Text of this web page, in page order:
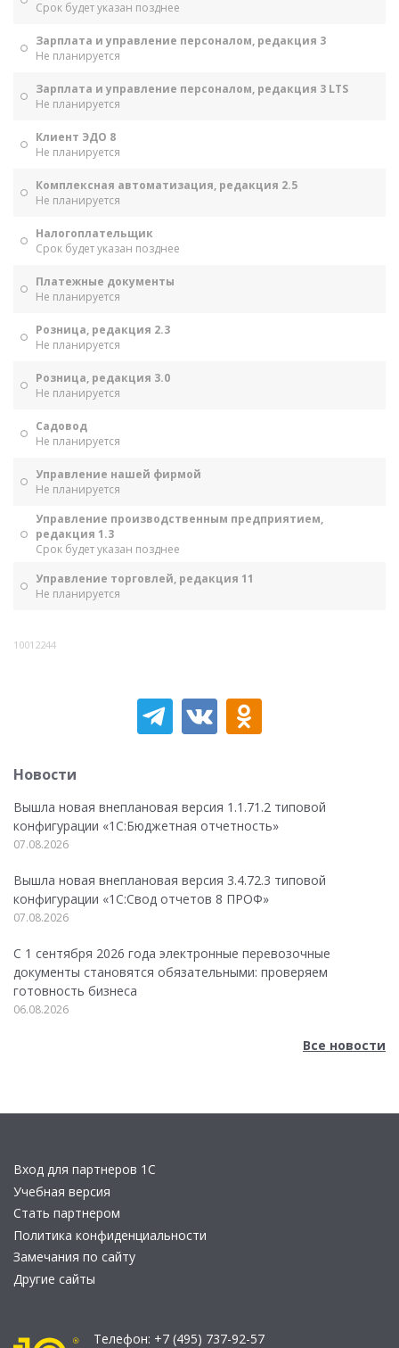
Срок будет указан позднее
Зарплата и управление персоналом, редакция 3
Не планируется
Зарплата и управление персоналом, редакция 3 LTS
Не планируется
Клиент ЭДО 8
Не планируется
Комплексная автоматизация, редакция 2.5
Не планируется
Налогоплательщик
Срок будет указан позднее
Платежные документы
Не планируется
Розница, редакция 2.3
Не планируется
Розница, редакция 3.0
Не планируется
Садовод
Не планируется
Управление нашей фирмой
Не планируется
Управление производственным предприятием,
редакция 1.3
Срок будет указан позднее
Управление торговлей, редакция 11
Не планируется
10012244
Новости
Вышла новая внеплановая версия 1.1.71.2 типовой
конфигурации «1C:Бюджетная отчетность»
07.08.2026
Вышла новая внеплановая версия 3.4.72.3 типовой
конфигурации «1C:Свод отчетов 8 ПРОФ»
07.08.2026
С 1 сентября 2026 года электронные перевозочные
документы становятся обязательными: проверяем
готовность бизнеса
06.08.2026
Все новости
Вход для партнеров 1С
Учебная версия
Стать партнером
Политика конфиденциальности
Замечания по сайту
Другие сайты
Телефон: +7 (495) 737-92-57